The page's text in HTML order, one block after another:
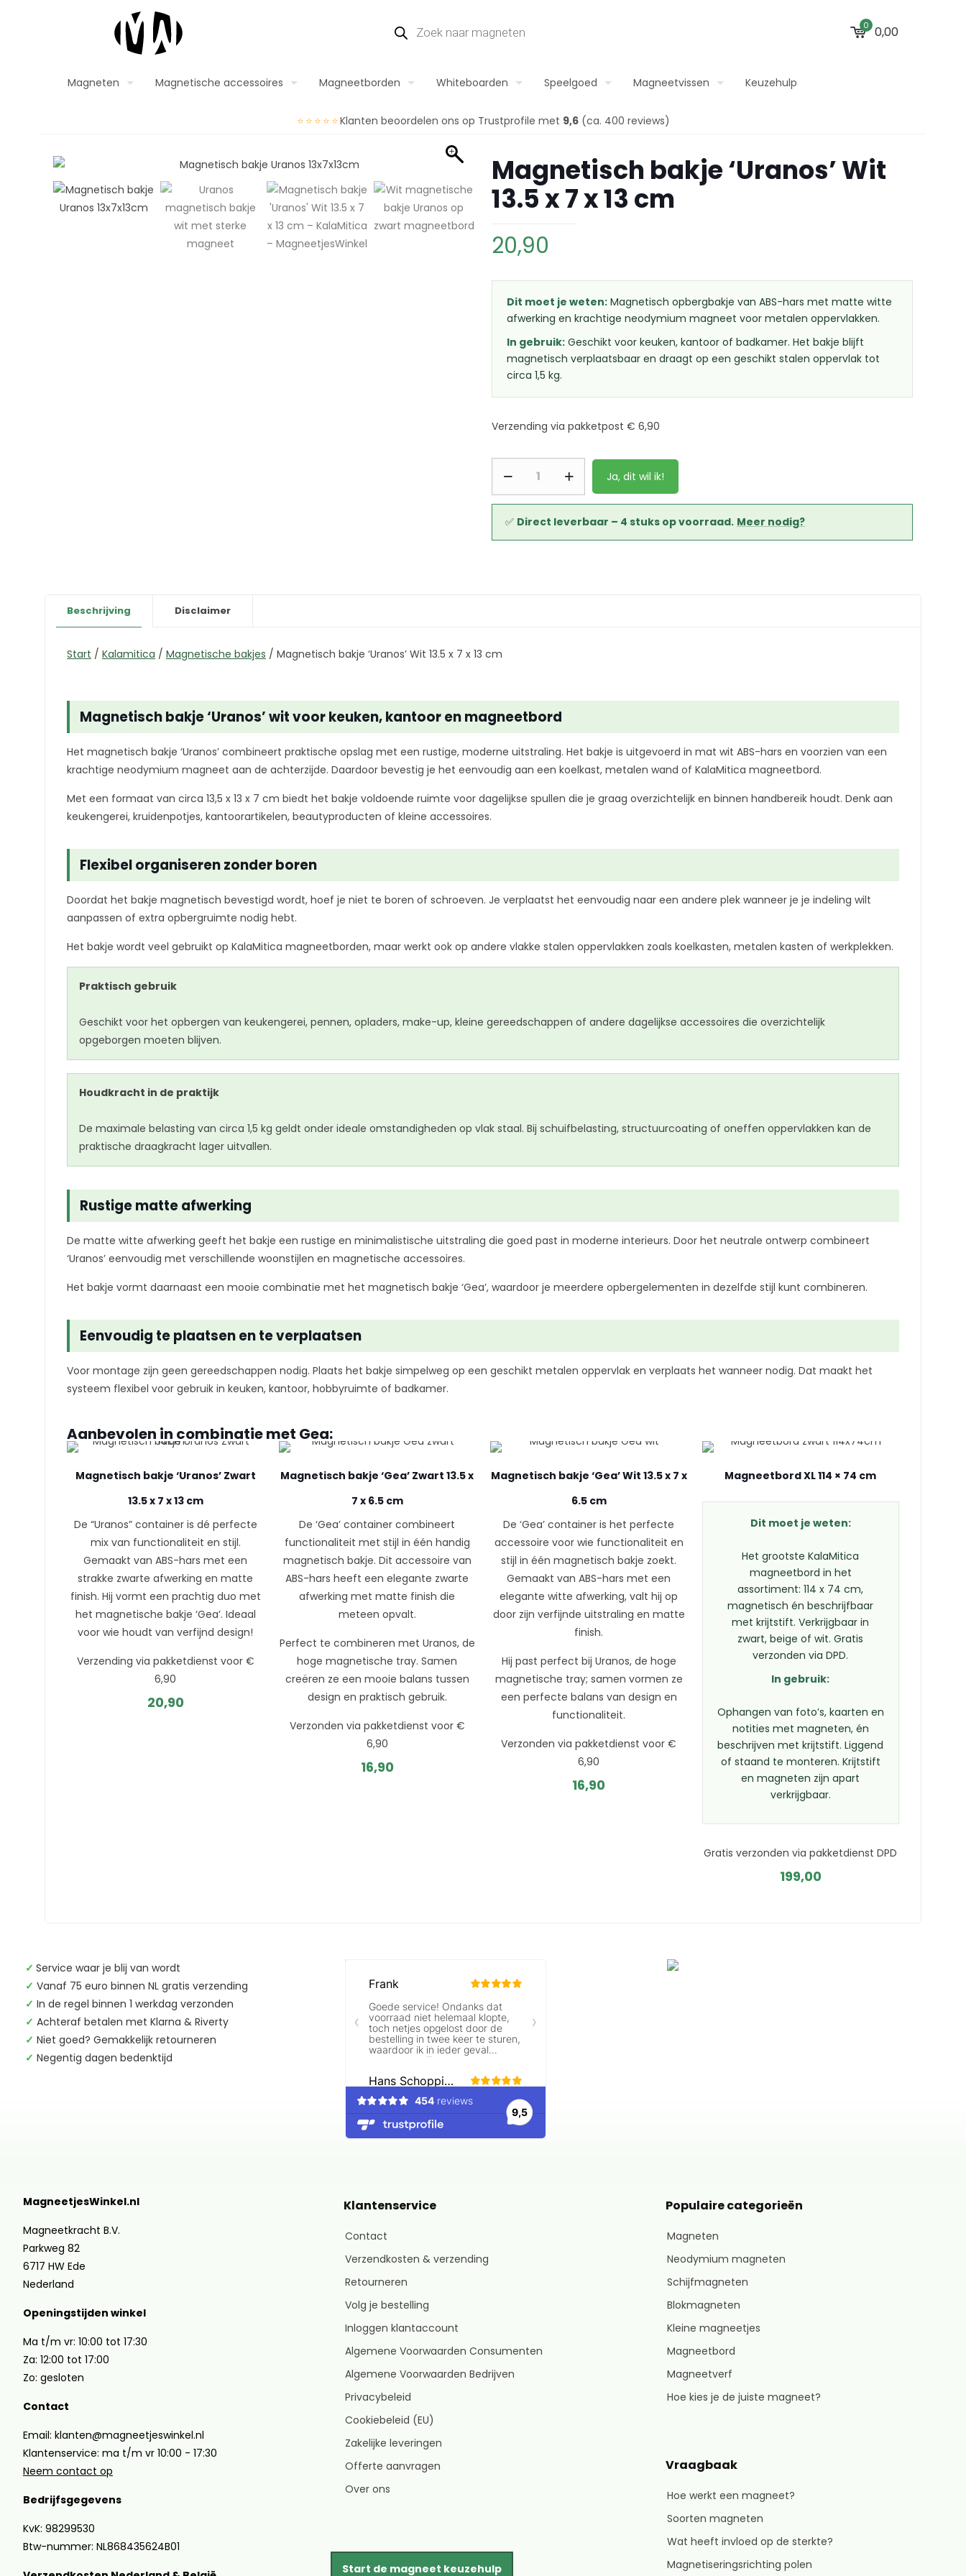
0 0,00
Magneten Magnetische accessoires Magneetborden Whiteboarden Speelgoed Magneetvissen Keuzehulp
⭐⭐⭐⭐⭐Klanten beoordelen ons op Trustprofile met 9,6(ca. 400 reviews)
Magnetisch bakje ‘Uranos’ Wit
13.5 x 7 x 13 cm
20,90
Dit moet je weten: Magnetisch opbergbakje van ABS-hars met matte witte
afwerking en krachtige neodymium magneet voor metalen oppervlakken.
In gebruik: Geschikt voor keuken, kantoor of badkamer. Het bakje blijft
magnetisch verplaatsbaar en draagt op een geschikt stalen oppervlak tot
circa 1,5 kg.
Verzending via pakketpost € 6,90
Ja, dit wil ik!
✅ Direct leverbaar – 4 stuks op voorraad. Meer nodig?
Beschrijving Disclaimer
Start / Kalamitica / Magnetische bakjes / Magnetisch bakje ‘Uranos’ Wit 13.5 x 7 x 13 cm
Magnetisch bakje ‘Uranos’ wit voor keuken, kantoor en magneetbord
Het magnetisch bakje ‘Uranos’ combineert praktische opslag met een rustige, moderne uitstraling. Het bakje is uitgevoerd in mat wit ABS-hars en voorzien van een
krachtige neodymium magneet aan de achterzijde. Daardoor bevestig je het eenvoudig aan een koelkast, metalen wand of KalaMitica magneetbord.
Met een formaat van circa 13,5 x 13 x 7 cm biedt het bakje voldoende ruimte voor dagelijkse spullen die je graag overzichtelijk en binnen handbereik houdt. Denk aan
keukengerei, kruidenpotjes, kantoorartikelen, beautyproducten of kleine accessoires.
Flexibel organiseren zonder boren
Doordat het bakje magnetisch bevestigd wordt, hoef je niet te boren of schroeven. Je verplaatst het eenvoudig naar een andere plek wanneer je je indeling wilt
aanpassen of extra opbergruimte nodig hebt.
Het bakje wordt veel gebruikt op KalaMitica magneetborden, maar werkt ook op andere vlakke stalen oppervlakken zoals koelkasten, metalen kasten of werkplekken.
Praktisch gebruik
Geschikt voor het opbergen van keukengerei, pennen, opladers, make-up, kleine gereedschappen of andere dagelijkse accessoires die overzichtelijk
opgeborgen moeten blijven.
Houdkracht in de praktijk
De maximale belasting van circa 1,5 kg geldt onder ideale omstandigheden op vlak staal. Bij schuifbelasting, structuurcoating of oneffen oppervlakken kan de
praktische draagkracht lager uitvallen.
Rustige matte afwerking
De matte witte afwerking geeft het bakje een rustige en minimalistische uitstraling die goed past in moderne interieurs. Door het neutrale ontwerp combineert
‘Uranos’ eenvoudig met verschillende woonstijlen en magnetische accessoires.
Het bakje vormt daarnaast een mooie combinatie met het magnetisch bakje ‘Gea’, waardoor je meerdere opbergelementen in dezelfde stijl kunt combineren.
Eenvoudig te plaatsen en te verplaatsen
Voor montage zijn geen gereedschappen nodig. Plaats het bakje simpelweg op een geschikt metalen oppervlak en verplaats het wanneer nodig. Dat maakt het
systeem flexibel voor gebruik in keuken, kantoor, hobbyruimte of badkamer.
Aanbevolen in combinatie met Gea:
Magnetisch bakje ‘Uranos’ Zwart
13.5 x 7 x 13 cm
De “Uranos” container is dé perfecte
mix van functionaliteit en stijl.
Gemaakt van ABS-hars met een
strakke zwarte afwerking en matte
finish. Hij vormt een prachtig duo met
het magnetische bakje ‘Gea’. Ideaal
voor wie houdt van verfijnd design!
Verzending via pakketdienst voor €
6,90
20,90
Magnetisch bakje ‘Gea’ Zwart 13.5 x
7 x 6.5 cm
De ‘Gea’ container combineert
functionaliteit met stijl in één handig
magnetisch bakje. Dit accessoire van
ABS-hars heeft een elegante zwarte
afwerking met matte finish die
meteen opvalt.
Perfect te combineren met Uranos, de
hoge magnetische tray. Samen
creëren ze een mooie balans tussen
design en praktisch gebruik.
Verzonden via pakketdienst voor €
6,90
16,90
Magnetisch bakje ‘Gea’ Wit 13.5 x 7 x
6.5 cm
De ‘Gea’ container is het perfecte
accessoire voor wie functionaliteit en
stijl in één magnetisch bakje zoekt.
Gemaakt van ABS-hars met een
elegante witte afwerking, valt hij op
door zijn verfijnde uitstraling en matte
finish.
Hij past perfect bij Uranos, de hoge
magnetische tray; samen vormen ze
een perfecte balans van design en
functionaliteit.
Verzonden via pakketdienst voor €
6,90
16,90
Magneetbord XL 114 × 74 cm
Dit moet je weten:
Het grootste KalaMitica
magneetbord in het
assortiment: 114 x 74 cm,
magnetisch én beschrijfbaar
met krijtstift. Verkrijgbaar in
zwart, beige of wit. Gratis
verzonden via DPD.
In gebruik:
Ophangen van foto’s, kaarten en
notities met magneten, én
beschrijven met krijtstift. Liggend
of staand te monteren. Krijtstift
en magneten zijn apart
verkrijgbaar.
Gratis verzonden via pakketdienst DPD
199,00
✓ Service waar je blij van wordt
✓ Vanaf 75 euro binnen NL gratis verzending
✓ In de regel binnen 1 werkdag verzonden
✓ Achteraf betalen met Klarna & Riverty
✓ Niet goed? Gemakkelijk retourneren
✓ Negentig dagen bedenktijd
MagneetjesWinkel.nl
Magneetkracht B.V.
Parkweg 82
6717 HW Ede
Nederland
Openingstijden winkel
Ma t/m vr: 10:00 tot 17:30
Za: 12:00 tot 17:00
Zo: gesloten
Contact
Email: klanten@magneetjeswinkel.nl
Klantenservice: ma t/m vr 10:00 - 17:30
Neem contact op
Bedrijfsgegevens
KvK: 98299530
Btw-nummer: NL868435624B01
Klantenservice
Contact
Verzendkosten & verzending
Retourneren
Volg je bestelling
Inloggen klantaccount
Algemene Voorwaarden Consumenten
Algemene Voorwaarden Bedrijven
Privacybeleid
Cookiebeleid (EU)
Zakelijke leveringen
Offerte aanvragen
Over ons
Start de magneet keuzehulp
Populaire categorieën
Magneten
Neodymium magneten
Schijfmagneten
Blokmagneten
Kleine magneetjes
Magneetbord
Magneetverf
Hoe kies je de juiste magneet?
Vraagbaak
Hoe werkt een magneet?
Soorten magneten
Wat heeft invloed op de sterkte?
Magnetiseringsrichting polen